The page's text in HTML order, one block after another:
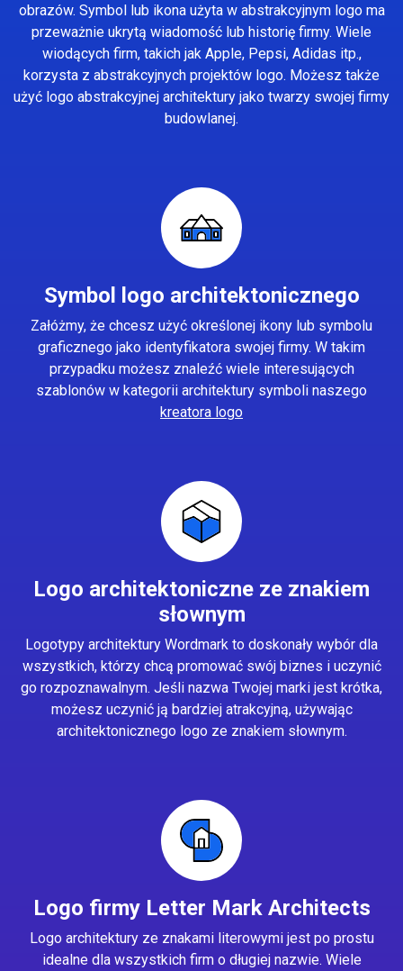
obrazów. Symbol lub ikona użyta w abstrakcyjnym logo ma
przeważnie ukrytą wiadomość lub historię firmy. Wiele
wiodących firm, takich jak Apple, Pepsi, Adidas itp.,
korzysta z abstrakcyjnych projektów logo. Możesz także
użyć logo abstrakcyjnej architektury jako twarzy swojej firmy
budowlanej.
Symbol logo architektonicznego
Załóżmy, że chcesz użyć określonej ikony lub symbolu
graficznego jako identyfikatora swojej firmy. W takim
przypadku możesz znaleźć wiele interesujących
szablonów w kategorii architektury symboli naszego
kreatora logo
Logo architektoniczne ze znakiem
słownym
Logotypy architektury Wordmark to doskonały wybór dla
wszystkich, którzy chcą promować swój biznes i uczynić
go rozpoznawalnym. Jeśli nazwa Twojej marki jest krótka,
możesz uczynić ją bardziej atrakcyjną, używając
architektonicznego logo ze znakiem słownym.
Logo firmy Letter Mark Architects
Logo architektury ze znakami literowymi jest po prostu
idealne dla wszystkich firm o długiej nazwie. Wiele